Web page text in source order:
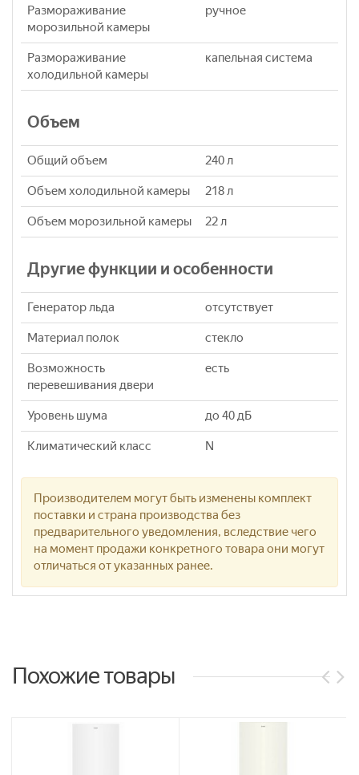
Размораживание
морозильной камеры
ручное
Размораживание
холодильной камеры
капельная система
Объем
Общий объем 240 л
Объем холодильной камеры 218 л
Объем морозильной камеры 22 л
Другие функции и особенности
Генератор льда отсутствует
Материал полок стекло
Возможность
перевешивания двери
есть
Уровень шума до 40 дБ
Климатический класс N
Производителем могут быть изменены комплект
поставки и страна производства без
предварительного уведомления, вследствие чего
на момент продажи конкретного товара они могут
отличаться от указанных ранее.
Похожие товары